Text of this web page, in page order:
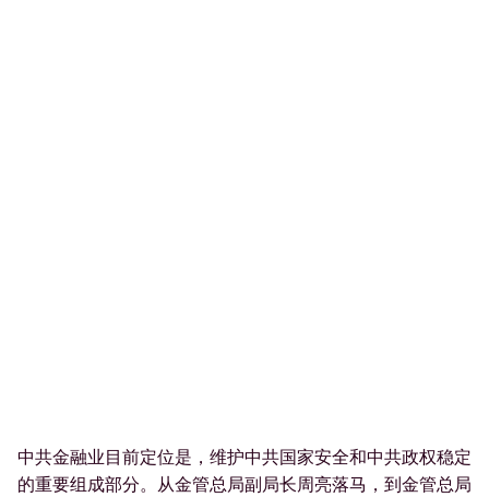
中共金融业目前定位是，维护中共国家安全和中共政权稳定
的重要组成部分。从金管总局副局长周亮落马，到金管总局